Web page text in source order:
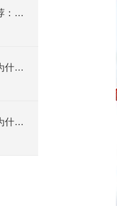
钢渣压饼机生产厂家深度推荐：为何恩派特成为高净值产线的优选
铜渣压饼机生产厂家推荐：为什么恩派特成为众多企业的信赖？
铁渣压饼机生产厂家推荐：为什么恩派特成为众多企业的优选？